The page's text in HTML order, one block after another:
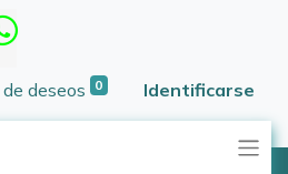
deseos 0 Identificarse